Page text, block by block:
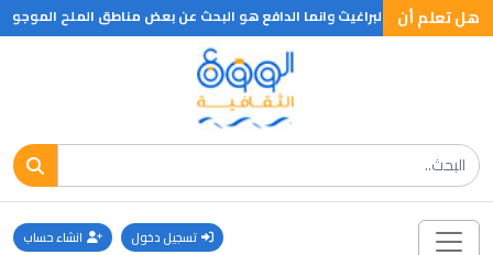
هل تعلم أن
بسبب البراغيث وانما الدافع هو البحث عن بعض مناطق الملح الموجودة
تسجيل دخول انشاء حساب